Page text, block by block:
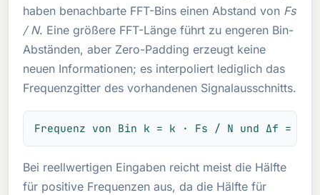
haben benachbarte FFT-Bins einen Abstand von Fs
/ N. Eine größere FFT-Länge führt zu engeren Bin-
Abständen, aber Zero-Padding erzeugt keine
neuen Informationen; es interpoliert lediglich das
Frequenzgitter des vorhandenen Signalausschnitts.
Frequenz von Bin k = k · Fs / N und Δf = Fs
Bei reellwertigen Eingaben reicht meist die Hälfte
für positive Frequenzen aus, da die Hälfte für